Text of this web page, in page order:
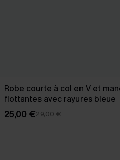
Robe courte à col en V et
flottantes avec rayures bleue
25,00 €29,00 €